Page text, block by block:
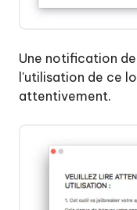
Une notification
l'utilisation de ce
attentivement.